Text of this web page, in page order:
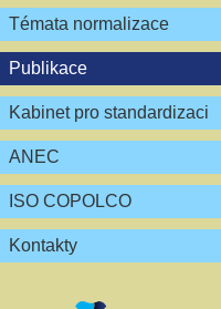
Témata normalizace
Publikace
Kabinet pro standardizaci
ANEC
ISO COPOLCO
Kontakty